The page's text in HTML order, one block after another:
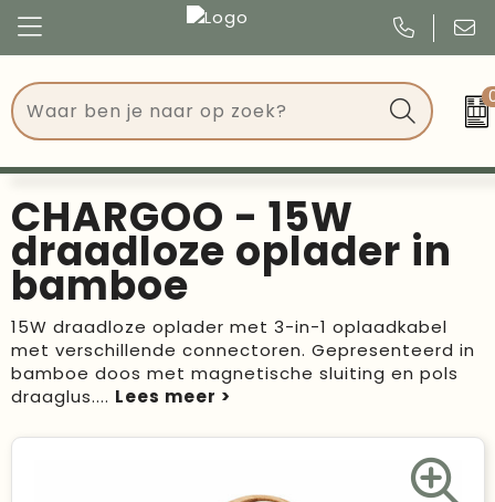
Tassen
Drinkwaren
Events
Give Aways
Geschenken
Kantoorartikelen
Congres
Events
Kerst
Verjaardagen
Voetbal, EK en WK
CHARGOO - 15W
draadloze oplader in
bamboe
15W draadloze oplader met 3-in-1 oplaadkabel
met verschillende connectoren. Gepresenteerd in
bamboe doos met magnetische sluiting en pols
draaglus....